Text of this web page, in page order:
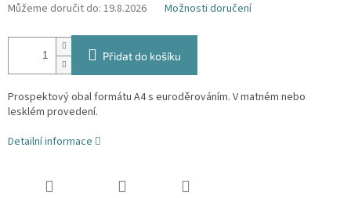
Můžeme doručit do: 19.8.2026 Možnosti doručení
Přidat do košíku
Prospektový obal formátu A4 s euroděrováním. V matném nebo
lesklém provedení.
Detailní informace